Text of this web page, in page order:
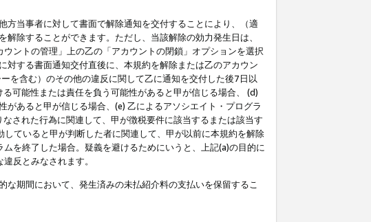
当事者に対して書面で解除通知を交付することにより、（適
除することができます。ただし、当該解除の効力発生日は、
ントの管理」上の乙の「アカウントの閉鎖」オプションを選択
する書面通知交付直後に、本規約を解除または乙のアカウン
を含む）のその他の違反に関して乙に通知を交付した後7日以
可能性または責任を負う可能性があると甲が信じる場合、 (d)
あると甲が信じる場合、(e) 乙によるアソシエイト・プログラ
された行為に関連して、甲が徴税要件に該当するまたは該当す
ていると甲が判断した者に関連して、甲が以前に本規約を解除
を終了した場合。疑義を避けるためにいうと、上記(a)の目的に
反とみなされます。
期間において、発生済みの未払紹介料の支払いを保留するこ